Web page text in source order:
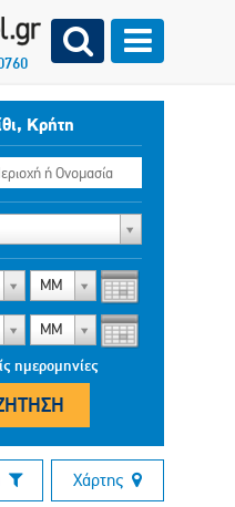
Κρήτη
ΜΜ
ΜΜ
ημερομηνίες
Χάρτης